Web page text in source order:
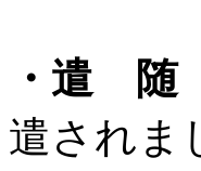
・遣
遣されま